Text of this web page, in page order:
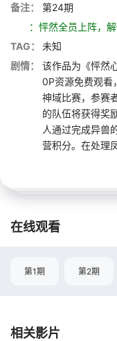
备注：
第24期
：怦然全员上阵，
TAG：
未知
剧情：
该作品为《怦然
0P资源免费观看
神域比赛，参赛
的队伍将获得奖
人通过完成异兽
营积分。在处理
在线观看
第1期 第2期
相关影片